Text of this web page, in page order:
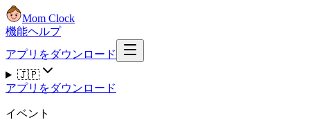
Mom Clock
機能ヘルプ
アプリをダウンロード
🇯🇵
アプリをダウンロード
イベント